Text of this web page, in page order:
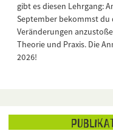
gibt es diesen Lehrgang:
September bekommst du
Veränderungen
Theorie und Praxis. Die
2026!